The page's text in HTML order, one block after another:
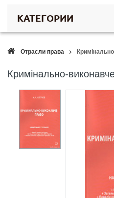
КАТЕГОРИИ
Отрасли права
Кримінально-